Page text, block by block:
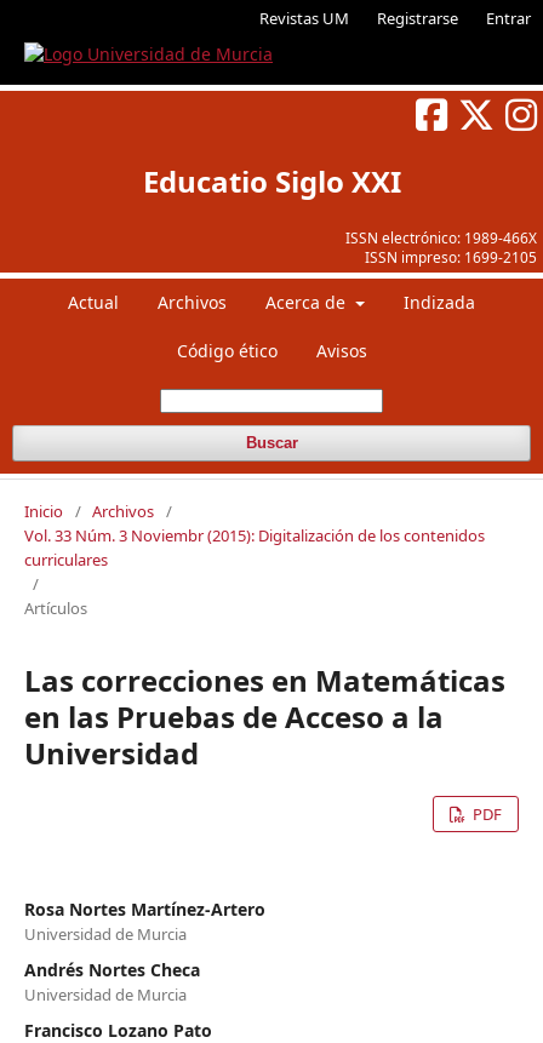
Revistas UM Registrarse Entrar
ISSN electrónico: 1989-466X
ISSN impreso: 1699-2105
Educatio Siglo XXI
Actual Archivos Acerca de Indizada
Código ético Avisos
Buscar
Inicio / Archivos /
Vol. 33 Núm. 3 Noviembr (2015): Digitalización de los contenidos
curriculares
/
Artículos
Las correcciones en Matemáticas
en las Pruebas de Acceso a la
Universidad
PDF
Rosa Nortes Martínez-Artero
Universidad de Murcia
Andrés Nortes Checa
Universidad de Murcia
Francisco Lozano Pato